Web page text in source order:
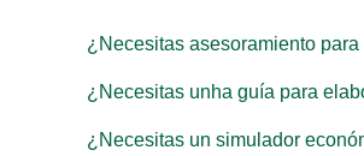
¿Necesitas asesoramiento
¿Necesitas unha guía para
¿Necesitas un simulador